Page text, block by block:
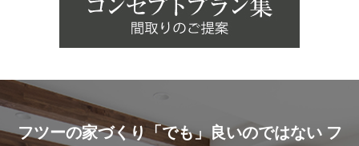
フツーの家づくり「でも」良いのではない フ